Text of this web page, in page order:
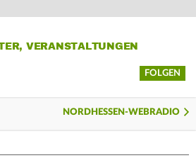
VERANSTALTUNGEN
FOLGEN
NORDHESSEN-WEBRADIO